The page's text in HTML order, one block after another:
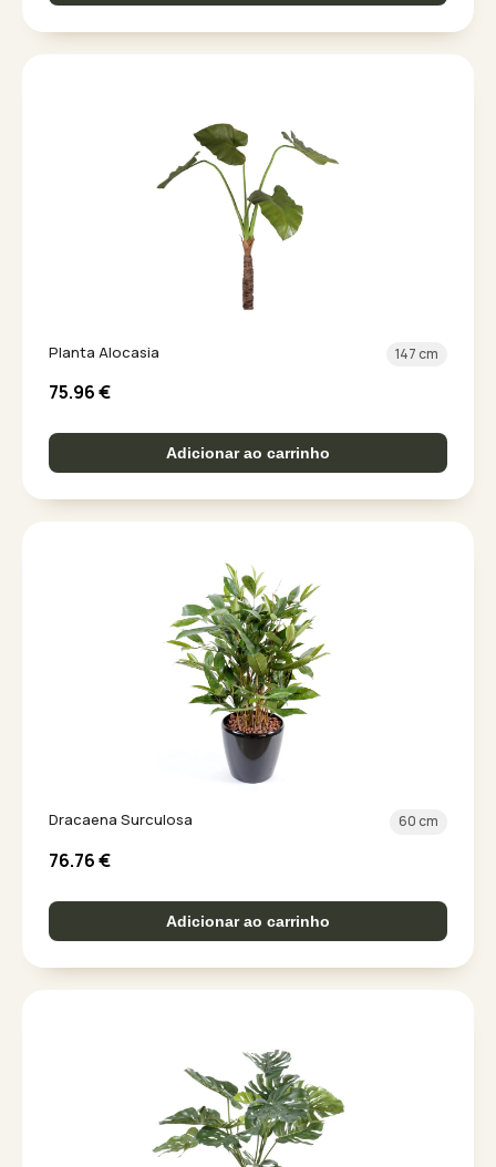
Planta Alocasia 147 cm
75.96€
Adicionar ao carrinho
Dracaena Surculosa 60 cm
76.76€
Adicionar ao carrinho